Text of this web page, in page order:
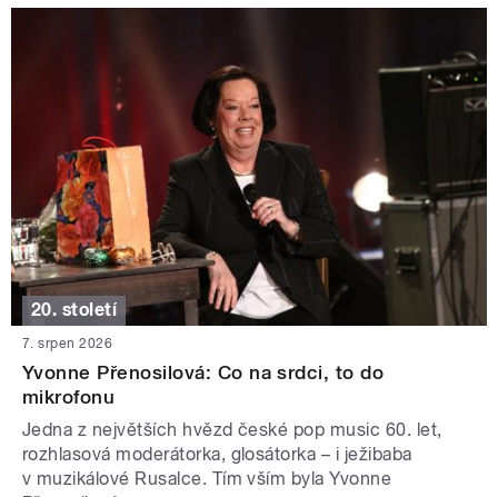
20. století
7. srpen 2026
Yvonne Přenosilová: Co na srdci, to do
mikrofonu
Jedna z největších hvězd české pop music 60. let,
rozhlasová moderátorka, glosátorka – i ježibaba
v muzikálové Rusalce. Tím vším byla Yvonne